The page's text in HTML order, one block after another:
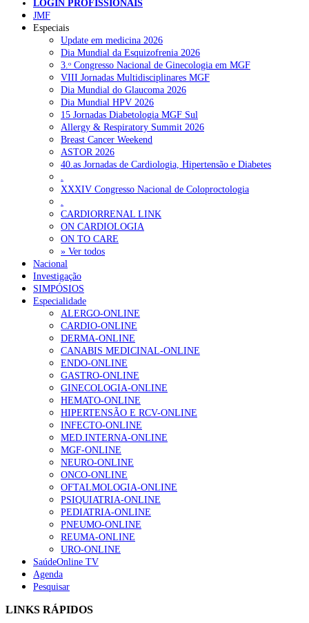
NOTÍCIAS RECENTES
Quase 11.900 jovens recorreram aos cheques psicólogo e
nutricionista no primeiro mês 7 de Agosto, 2026
ULS de Coimbra estreia cirurgia endoscópica do ouvido com
apoio robótico em Portugal 7 de Agosto, 2026
Enfermeiros exigem esclarecimentos sobre eventual gestão
privada da ULS do Algarve
Ordem dos Médicos alerta para riscos no novo sistema de acesso
a consultas e cirurgias 7 de Agosto, 2026
Portugal está a formar os médicos de que precisa?
2026
NOTÍCIAS MAIS LIDAS
Enfermagem Forense. “Da urgência ao tribunal, cada
gesto conta e cada profissional faz a diferença”
202 visualizações
Alguns milhares de utentes podem ficar sem médico de
família com nova regras do registo, alerta associação
155 visualizações
1.º Episódio do Podcast “Frequência Cardio – Sintoniza-
te na Insuficiência Cardíaca” da Bayer
99 visualizações
“Os programas de rastreio do cancro do pulmão são
custo-efetivos e representam um investimento
sustentável para os sistemas de saúde”
88 visualizações
LOGIN PROFISSIONAIS
JMF
Especiais
Update em medicina 2026
Dia Mundial da Esquizofrenia 2026
3.ᵒ Congresso Nacional de Ginecologia em MGF
VIII Jornadas Multidisciplinares MGF
Dia Mundial do Glaucoma 2026
Dia Mundial HPV 2026
15 Jornadas Diabetologia MGF Sul
Allergy & Respiratory Summit 2026
Breast Cancer Weekend
ASTOR 2026
40.as Jornadas de Cardiologia, Hipertensão e Diabetes
.
XXXIV Congresso Nacional de Coloproctologia
.
CARDIORRENAL LINK
ON CARDIOLOGIA
ON TO CARE
» Ver todos
Nacional
Investigação
SIMPÓSIOS
Especialidade
ALERGO-ONLINE
CARDIO-ONLINE
DERMA-ONLINE
CANABIS MEDICINAL-ONLINE
ENDO-ONLINE
GASTRO-ONLINE
GINECOLOGIA-ONLINE
HEMATO-ONLINE
HIPERTENSÃO E RCV-ONLINE
INFECTO-ONLINE
MED.INTERNA-ONLINE
MGF-ONLINE
NEURO-ONLINE
ONCO-ONLINE
OFTALMOLOGIA-ONLINE
PSIQUIATRIA-ONLINE
PEDIATRIA-ONLINE
PNEUMO-ONLINE
REUMA-ONLINE
URO-ONLINE
SaúdeOnline TV
Agenda
Pesquisar
LINKS RÁPIDOS